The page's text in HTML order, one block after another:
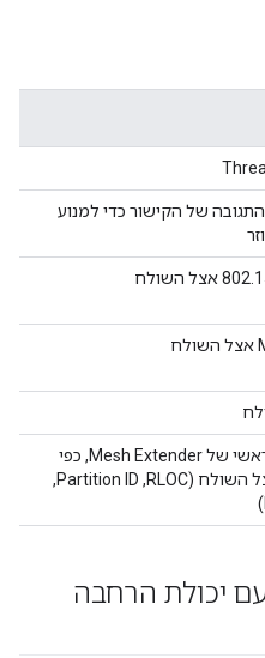
של הקישור כדי למנוע
מידע על הנתב הראשי של Mesh Extender, כפי
שהוא מאוחסן אצל השולח (RLOC,‏ Partition ID, ‏
יכולת הרחבה